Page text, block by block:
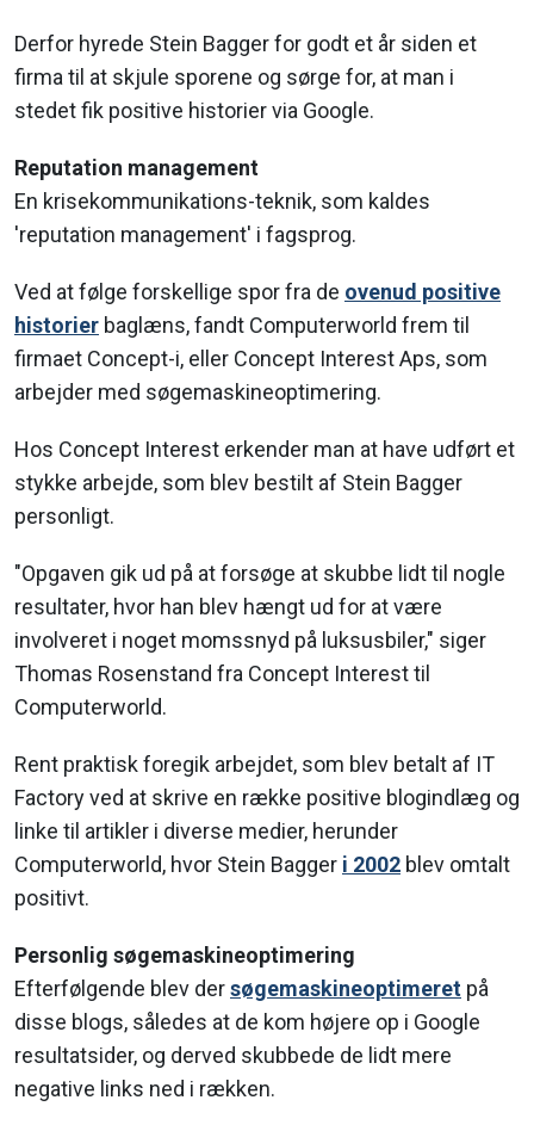
Derfor hyrede Stein Bagger for godt et år siden et
firma til at skjule sporene og sørge for, at man i
stedet fik positive historier via Google.
Reputation management
En krisekommunikations-teknik, som kaldes
'reputation management' i fagsprog.
Ved at følge forskellige spor fra de ovenud positive
historier baglæns, fandt Computerworld frem til
firmaet Concept-i, eller Concept Interest Aps, som
arbejder med søgemaskineoptimering.
Hos Concept Interest erkender man at have udført et
stykke arbejde, som blev bestilt af Stein Bagger
personligt.
"Opgaven gik ud på at forsøge at skubbe lidt til nogle
resultater, hvor han blev hængt ud for at være
involveret i noget momssnyd på luksusbiler," siger
Thomas Rosenstand fra Concept Interest til
Computerworld.
Rent praktisk foregik arbejdet, som blev betalt af IT
Factory ved at skrive en række positive blogindlæg og
linke til artikler i diverse medier, herunder
Computerworld, hvor Stein Bagger i 2002 blev omtalt
positivt.
Personlig søgemaskineoptimering
Efterfølgende blev dersøgemaskineoptimeret på
disse blogs, således at de kom højere op i Google
resultatsider, og derved skubbede de lidt mere
negative links ned i rækken.